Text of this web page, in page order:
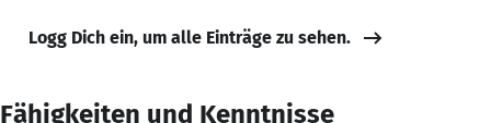
Logg Dich ein, um alle Einträge zu sehen.
Fähigkeiten und Kenntnisse